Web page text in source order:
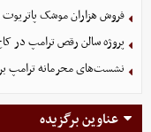
فروش هزاران موشک پاتریوت
پروژه سالن رقص ترامپ در
نشست‌های محرمانه ترامپ
عناوین برگزیده